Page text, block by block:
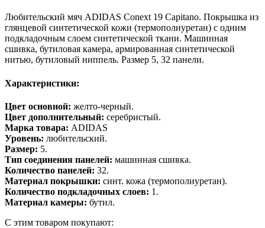
Любительский мяч ADIDAS Conext 19 Capitano. Покрышка из
глянцевой синтетической кожи (термополиуретан) с одним
подкладочным слоем синтетической ткани. Машинная
сшивка, бутиловая камера, армированная синтетической
нитью, бутиловый ниппель. Размер 5, 32 панели.
Характеристики:
Цвет основной: желто-черный.
Цвет дополнительный: серебристый.
Марка товара: ADIDAS
Уровень: любительский.
Размер: 5.
Тип соединения панелей: машинная сшивка.
Количество панелей: 32.
Материал покрышки: синт. кожа (термополиуретан).
Количество подкладочных слоев: 1.
Материал камеры: бутил.
С этим товаром покупают: